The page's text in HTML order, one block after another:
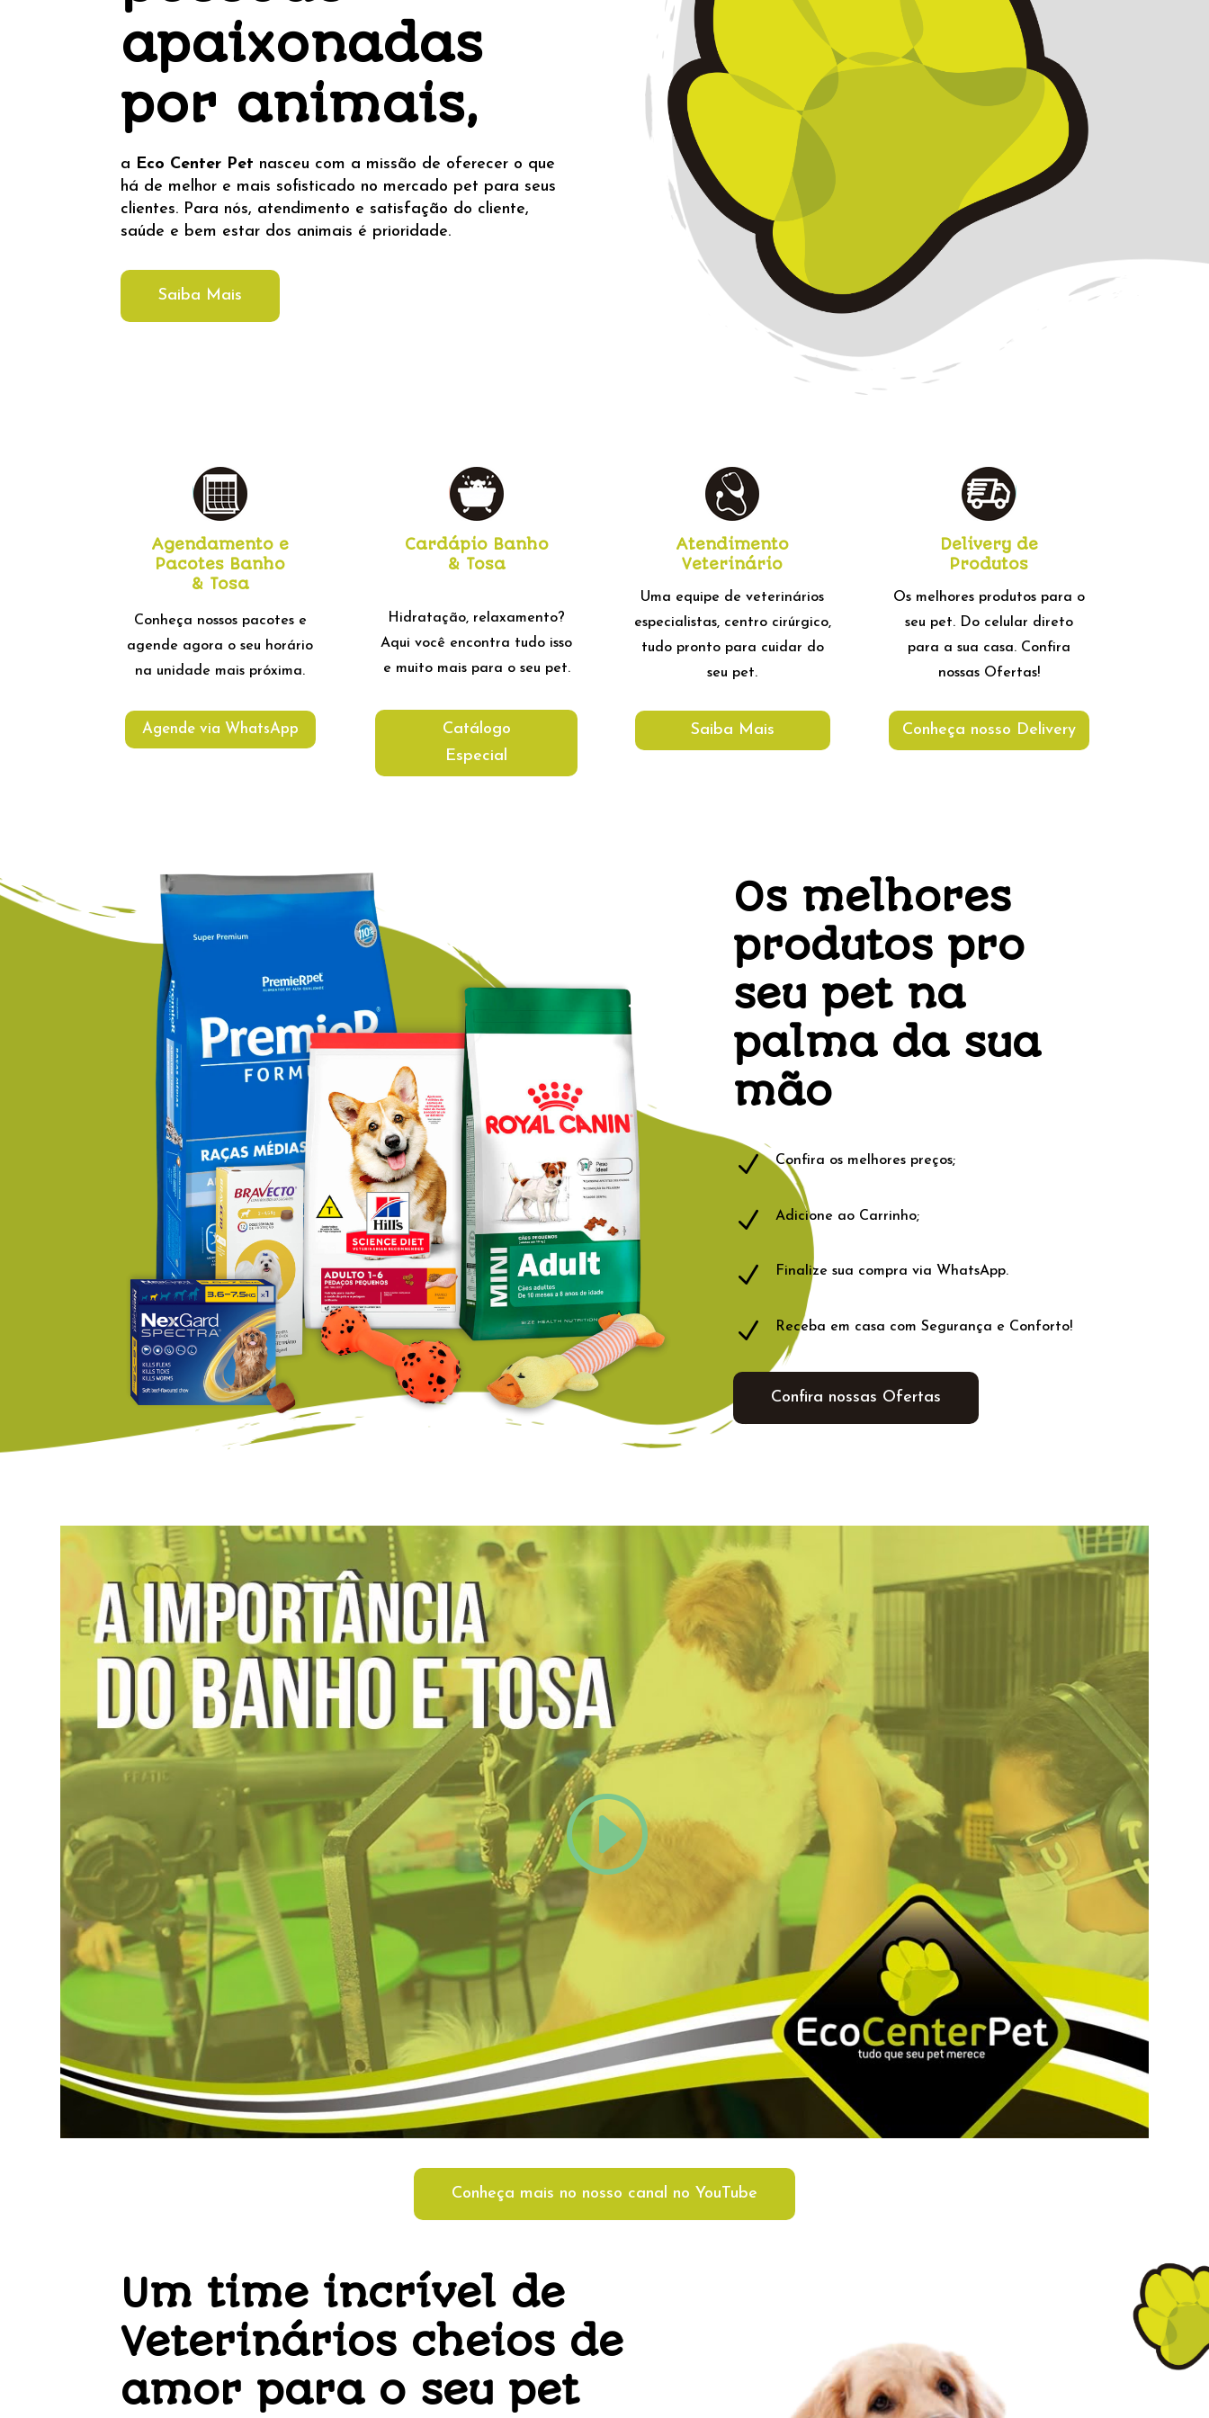
apaixonadas
por animais,
a Eco Center Pet nasceu com a missão de oferecer o que
há de melhor e mais sofisticado no mercado pet para seus
clientes. Para nós, atendimento e satisfação do cliente,
saúde e bem estar dos animais é prioridade.
Saiba Mais
Agendamento e
Pacotes Banho
& Tosa
Conheça nossos pacotes e
agende agora o seu horário
na unidade mais próxima.
Agende via WhatsApp
Cardápio Banho
& Tosa
Hidratação, relaxamento?
Aqui você encontra tudo isso
e muito mais para o seu pet.
Catálogo
Especial
Atendimento
Veterinário
Uma equipe de veterinários
especialistas, centro cirúrgico,
tudo pronto para cuidar do
seu pet.
Saiba Mais
Delivery de
Produtos
Os melhores produtos para o
seu pet. Do celular direto
para a sua casa. Confira
nossas Ofertas!
Conheça nosso Delivery
Os melhores
produtos pro
seu pet na
palma da sua
mão
N Confira os melhores preços;
N Adicione ao Carrinho;
N Finalize sua compra via WhatsApp.
N Receba em casa com Segurança e Conforto!
Confira nossas Ofertas
Conheça mais no nosso canal no YouTube
Um time incrível de
Veterinários cheios de
amor para o seu pet